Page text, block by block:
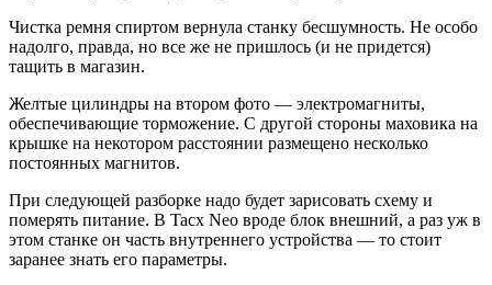
Чистка ремня спиртом вернула станку бесшумность. Не особо
надолго, правда, но все же не пришлось (и не придется)
тащить в магазин.
Желтые цилиндры на втором фото — электромагниты,
обеспечивающие торможение. С другой стороны маховика на
крышке на некотором расстоянии размещено несколько
постоянных магнитов.
При следующей разборке надо будет зарисовать схему и
померять питание. В Tacx Neo вроде блок внешний, а раз уж в
этом станке он часть внутреннего устройства — то стоит
заранее знать его параметры.